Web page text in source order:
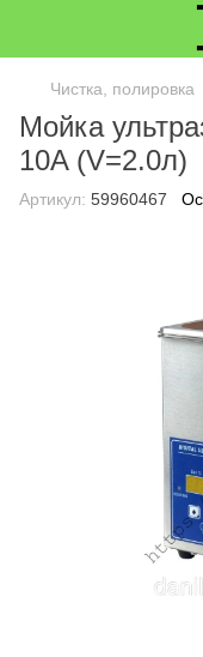
Чистка, полировка
Мойка
10A (V=2.0л)
Артикул: 59960467